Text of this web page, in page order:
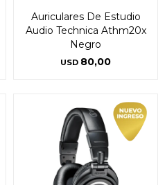
Auriculares De Estudio
Audio Technica Athm20x
Negro
USD 80,00